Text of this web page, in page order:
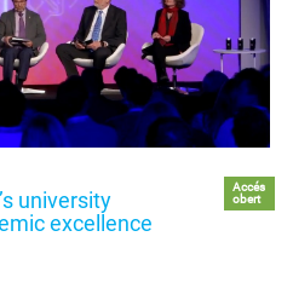
university
excellence
Accés
obert